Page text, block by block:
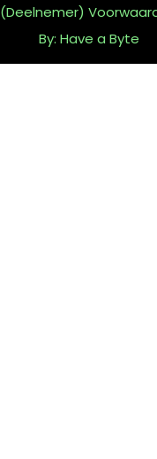
(Deelnemer)
By: Have a Byte